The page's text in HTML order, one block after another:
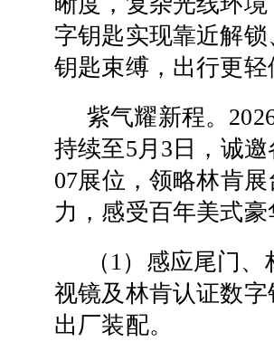
字钥匙实现靠近解
钥匙束缚，出行更轻
紫气耀新程。
持续至5月3日，诚
07展位，领略林肯
力，感受百年美式
（1）感应尾门
视镜及林肯认证数
出厂装配。